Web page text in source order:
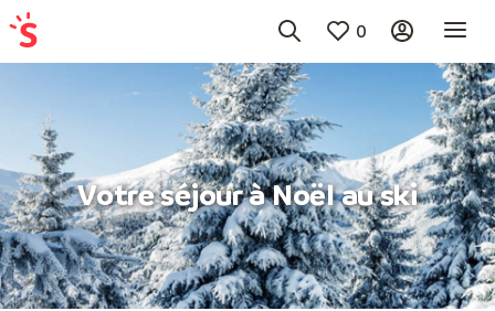
0
Votre séjour à Noël au ski